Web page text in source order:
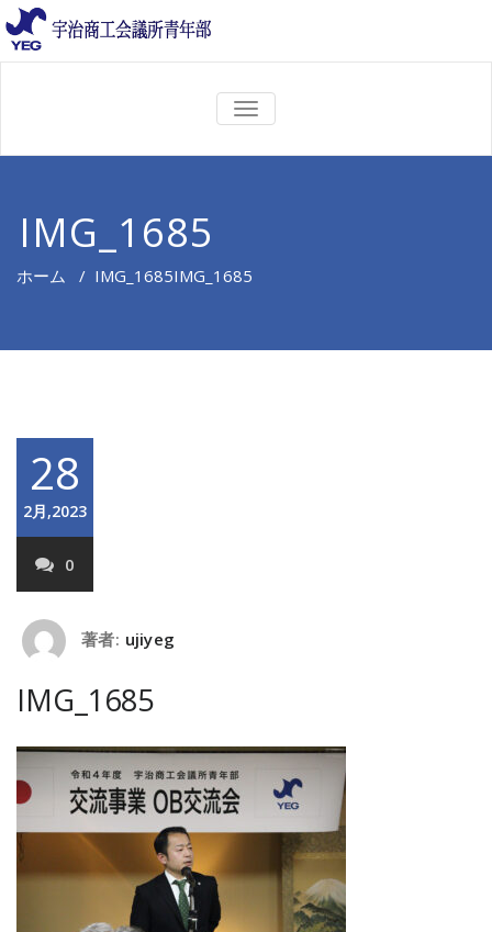
ナ
ビ
り
IMG_1685
ホーム / IMG_1685IMG_1685
28
2月,2023
0
著者: ujiyeg
IMG_1685